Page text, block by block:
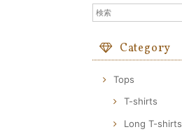
Category
Tops
T-shirts
Long T-shirts